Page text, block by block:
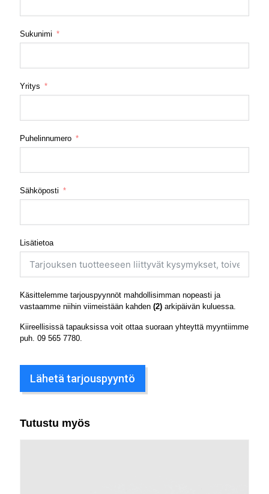
Sukunimi
Yritys
Puhelinnumero
Sähköposti
Lisätietoa
Käsittelemme tarjouspyynnöt mahdollisimman nopeasti ja
vastaamme niihin viimeistään kahden (2) arkipäivän kuluessa.
Kiireellisissä tapauksissa voit ottaa suoraan yhteyttä myyntiimme
puh. 09 565 7780
Lähetä tarjouspyyntö
Tutustu myös